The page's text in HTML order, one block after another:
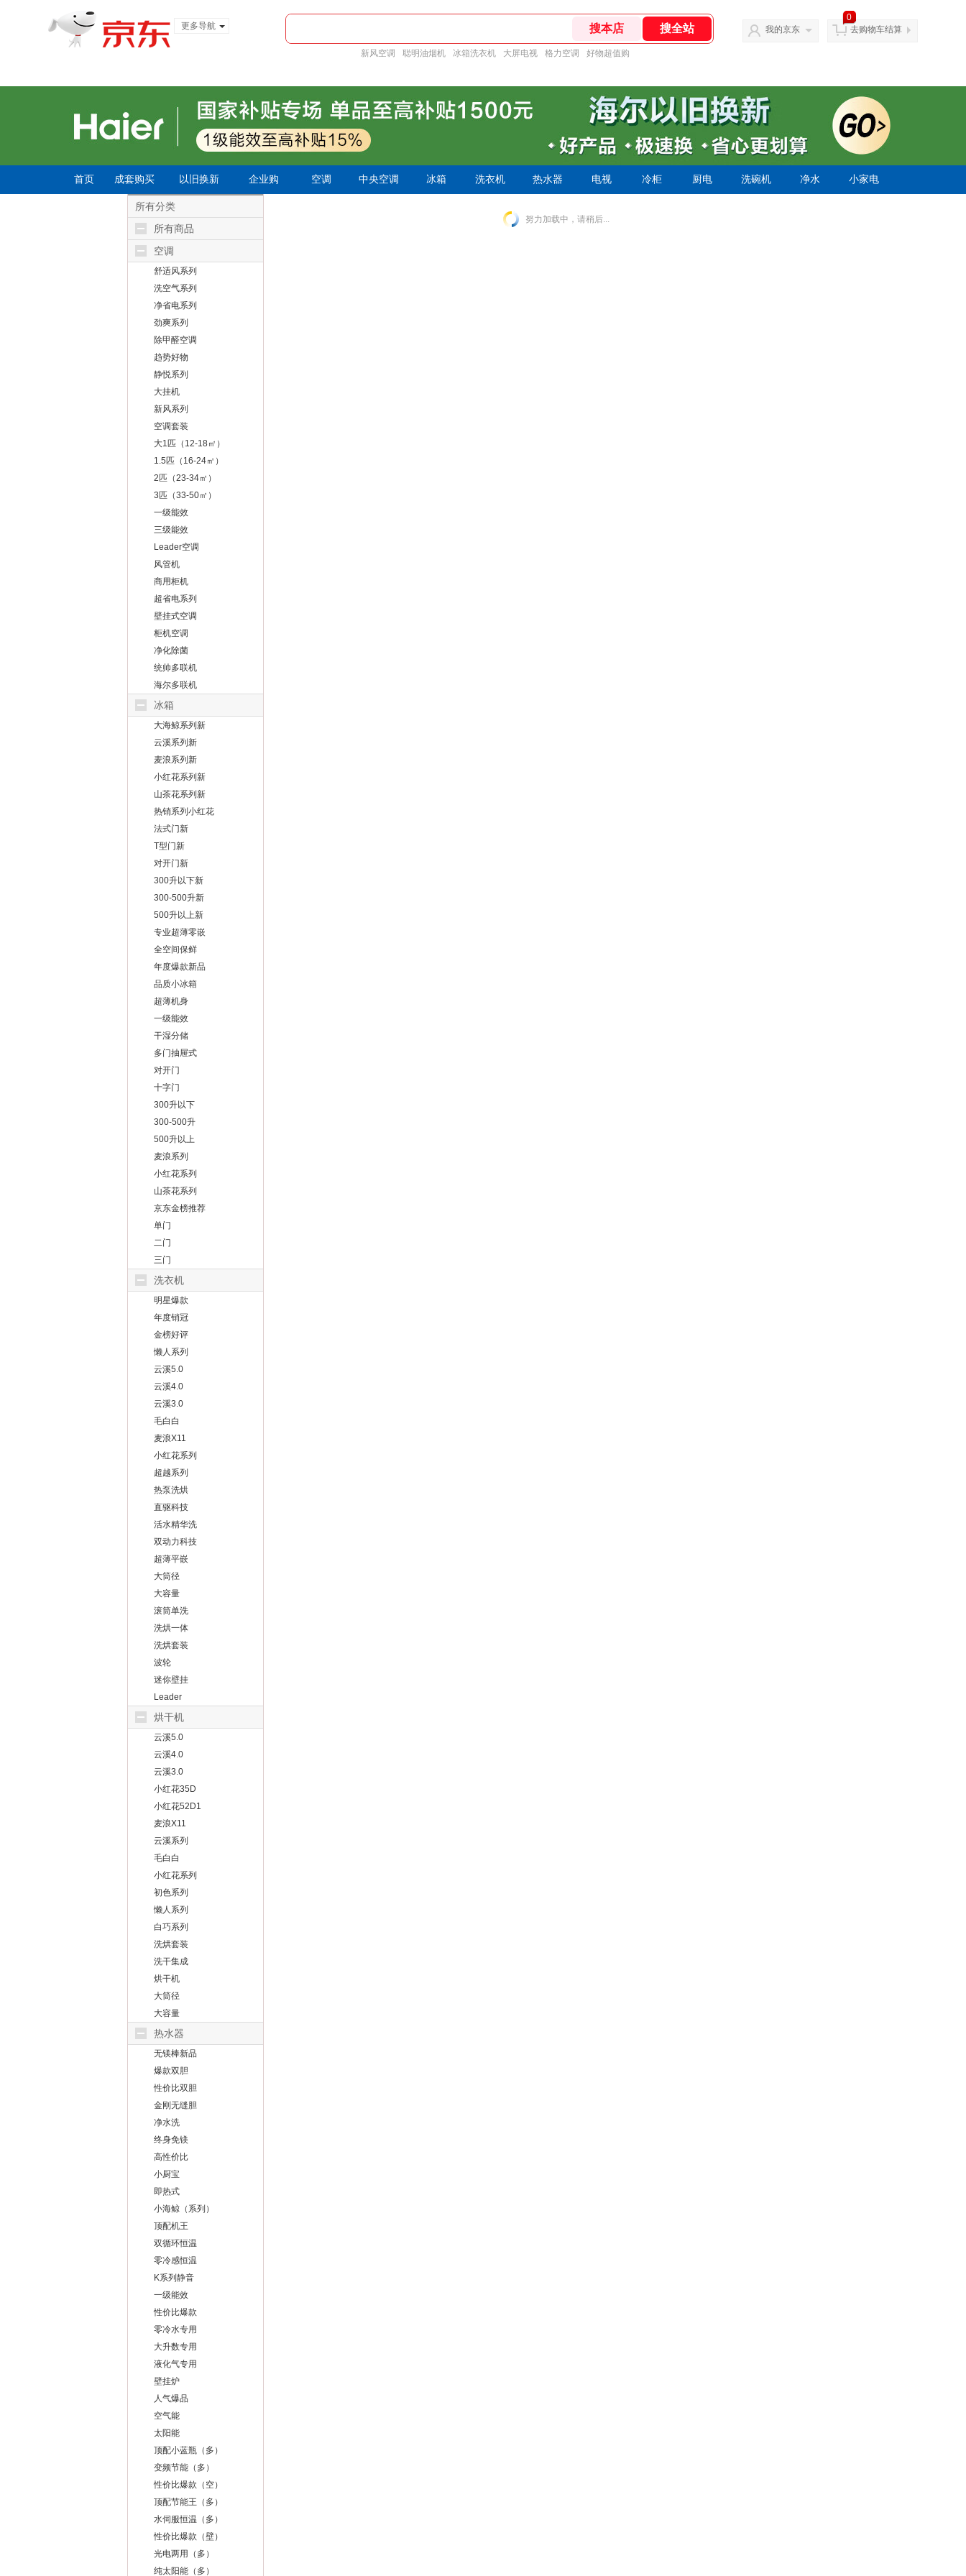
更多导航
新风空调 聪明油烟机 冰箱洗衣机 大屏电视 格力空调 好物超值购
我的京东
0
去购物车结算
首页 成套购买 以旧换新 企业购 空调 中央空调 冰箱 洗衣机 热水器 电视 冷柜 厨电 洗碗机 净水 小家电
所有分类
所有商品
空调
舒适风系列
洗空气系列
净省电系列
劲爽系列
除甲醛空调
趋势好物
静悦系列
大挂机
新风系列
空调套装
大1匹（12-18㎡）
1.5匹（16-24㎡）
2匹（23-34㎡）
3匹（33-50㎡）
一级能效
三级能效
Leader空调
风管机
商用柜机
超省电系列
壁挂式空调
柜机空调
净化除菌
统帅多联机
海尔多联机
冰箱
大海鲸系列新
云溪系列新
麦浪系列新
小红花系列新
山茶花系列新
热销系列小红花
法式门新
T型门新
对开门新
300升以下新
300-500升新
500升以上新
专业超薄零嵌
全空间保鲜
年度爆款新品
品质小冰箱
超薄机身
一级能效
干湿分储
多门抽屉式
对开门
十字门
300升以下
300-500升
500升以上
麦浪系列
小红花系列
山茶花系列
京东金榜推荐
单门
二门
三门
洗衣机
明星爆款
年度销冠
金榜好评
懒人系列
云溪5.0
云溪4.0
云溪3.0
毛白白
麦浪X11
小红花系列
超越系列
热泵洗烘
直驱科技
活水精华洗
双动力科技
超薄平嵌
大筒径
大容量
滚筒单洗
洗烘一体
洗烘套装
波轮
迷你壁挂
Leader
烘干机
云溪5.0
云溪4.0
云溪3.0
小红花35D
小红花52D1
麦浪X11
云溪系列
毛白白
小红花系列
初色系列
懒人系列
白巧系列
洗烘套装
洗干集成
烘干机
大筒径
大容量
热水器
无镁棒新品
爆款双胆
性价比双胆
金刚无缝胆
净水洗
终身免镁
高性价比
小厨宝
即热式
小海鲸（系列）
顶配机王
双循环恒温
零冷感恒温
K系列静音
一级能效
性价比爆款
零冷水专用
大升数专用
液化气专用
壁挂炉
人气爆品
空气能
太阳能
顶配小蓝瓶（多）
变频节能（多）
性价比爆款（空）
顶配节能王（多）
水伺服恒温（多）
性价比爆款（壁）
光电两用（多）
纯太阳能（多）
努力加载中，请稍后...